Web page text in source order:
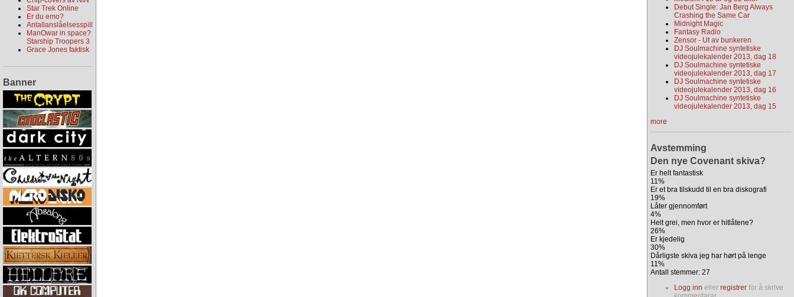
Star Trek Online
Er du emo?
Antallanslåelsesspill
ManOwar in space?
Starship Troopers 3
Grace Jones faktisk
Banner
Debut Single: Jan Berg Always
Crashing the Same Car
Midnight Magic
Fantasy Radio
Zensor - Ut av bunkeren
DJ Soulmachine syntetiske
videojulekalender 2013, dag 18
DJ Soulmachine syntetiske
videojulekalender 2013, dag 17
DJ Soulmachine syntetiske
videojulekalender 2013, dag 16
DJ Soulmachine syntetiske
videojulekalender 2013, dag 15
more
Avstemming
Den nye Covenant skiva?
Er helt fantastisk
11%
Er et bra tilskudd til en bra diskografi
19%
Låter gjennomført
4%
Helt grei, men hvor er hitlåtene?
26%
Er kjedelig
30%
Dårligste skiva jeg har hørt på lenge
11%
Antall stemmer: 27
Logg inn eller registrer for å skrive